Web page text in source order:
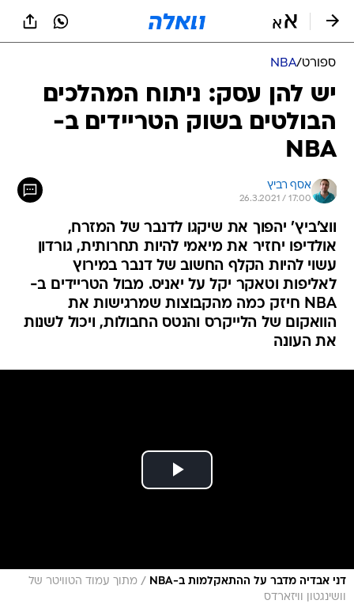
ספורט/
NBA
יש להן עסק: ניתוח המהלכים
הבולטים בשוק הטריידים ב-
NBA
אסף רביץ
26.3.2021 / 17:00
ווצ'ביץ' יהפוך את שיקגו לדנבר של המזרח,
אולדיפו יחזיר את מיאמי להיות תחרותית, גורדון
עשוי להיות הקלף החשוב של דנבר במירוץ
לאליפות וטאקר יקל על יאניס. מבול הטריידים ב-
NBA חיזק כמה מהקבוצות שמרגישות את
הוואקום של הלייקרס והנטס החבולות, ויכול לשנות
את העונה
דני אבדיה מדבר על ההתאקלמות ב-NBA / מתוך עמוד הטוויטר של
וושינגטון וויזארדס